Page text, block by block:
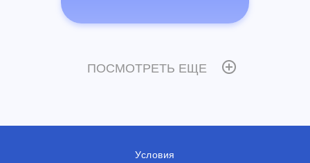
ПОСМОТРЕТЬ ЕЩЕ
Условия